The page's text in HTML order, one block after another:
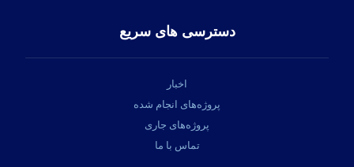
دسترسی های سریع
اخبار
پروژه‌های انجام شده
پروژه‌های جاری
تماس با ما